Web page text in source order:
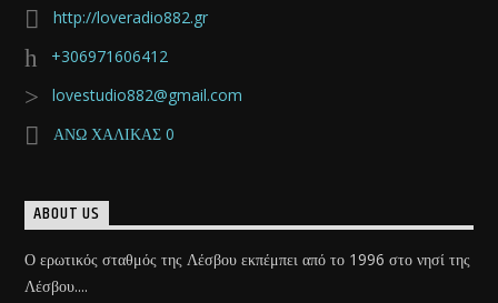
http://loveradio882.gr
+306971606412
lovestudio882@gmail.com
ΑΝΩ ΧΑΛΙΚΑΣ 0
ABOUT US
Ο ερωτικός σταθμός της Λέσβου εκπέμπει από το 1996 στο νησί της
Λέσβου....